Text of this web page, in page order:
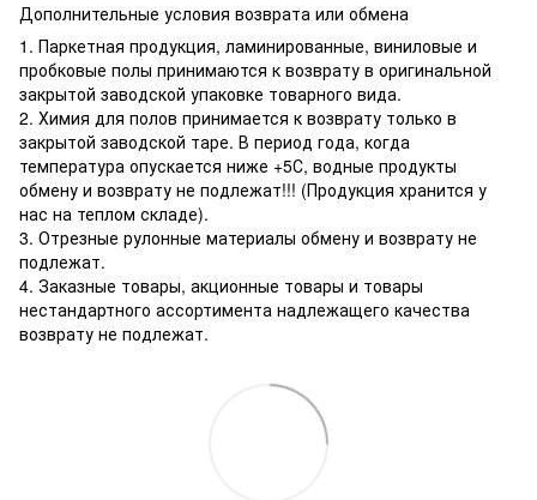
Дополнительные условия возврата или обмена
1. Паркетная продукция, ламинированные, виниловые и
пробковые полы принимаются к возврату в оригинальной
закрытой заводской упаковке товарного вида.
2. Химия для полов принимается к возврату только в
закрытой заводской таре. В период года, когда
температура опускается ниже +5С, водные продукты
обмену и возврату не подлежат!!! (Продукция хранится у
нас на теплом складе).
3. Отрезные рулонные материалы обмену и возврату не
подлежат.
4. Заказные товары, акционные товары и товары
нестандартного ассортимента надлежащего качества
возврату не подлежат.